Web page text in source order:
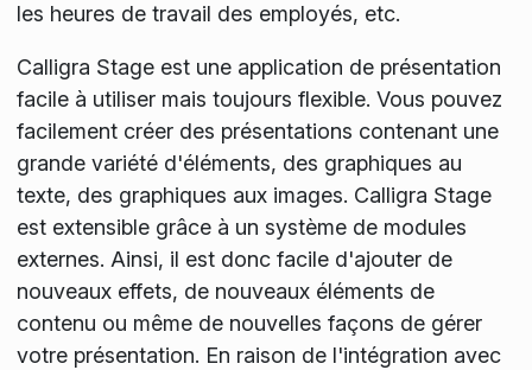
les heures de travail des employés, etc.
Calligra Stage est une application de présentation
facile à utiliser mais toujours flexible. Vous pouvez
facilement créer des présentations contenant une
grande variété d'éléments, des graphiques au
texte, des graphiques aux images. Calligra Stage
est extensible grâce à un système de modules
externes. Ainsi, il est donc facile d'ajouter de
nouveaux effets, de nouveaux éléments de
contenu ou même de nouvelles façons de gérer
votre présentation. En raison de l'intégration avec